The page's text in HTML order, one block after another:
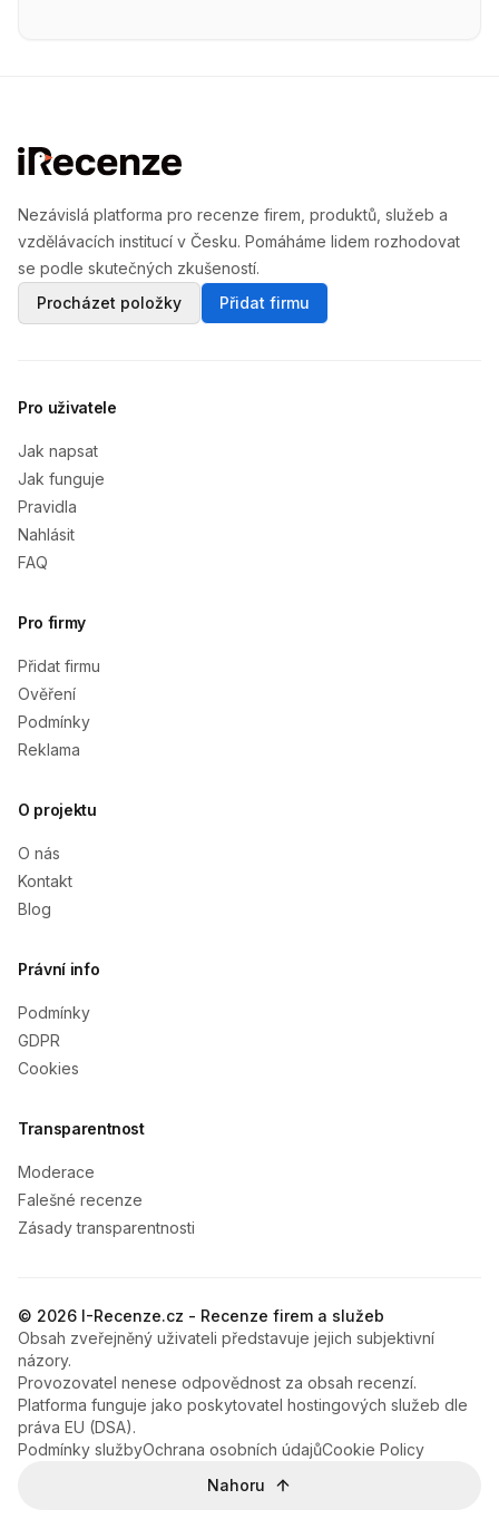
Nezávislá platforma pro recenze firem, produktů, služeb a
vzdělávacích institucí v Česku. Pomáháme lidem rozhodovat
se podle skutečných zkušeností.
Procházet položky
Přidat firmu
Pro uživatele
Jak napsat
Jak funguje
Pravidla
Nahlásit
FAQ
Pro firmy
Přidat firmu
Ověření
Podmínky
Reklama
O projektu
O nás
Kontakt
Blog
Právní info
Podmínky
GDPR
Cookies
Transparentnost
Moderace
Falešné recenze
Zásady transparentnosti
© 2026 I-Recenze.cz - Recenze firem a služeb
Obsah zveřejněný uživateli představuje jejich subjektivní
názory.
Provozovatel nenese odpovědnost za obsah recenzí.
Platforma funguje jako poskytovatel hostingových služeb dle
práva EU (DSA).
Podmínky službyOchrana osobních údajůCookie Policy
Nahoru